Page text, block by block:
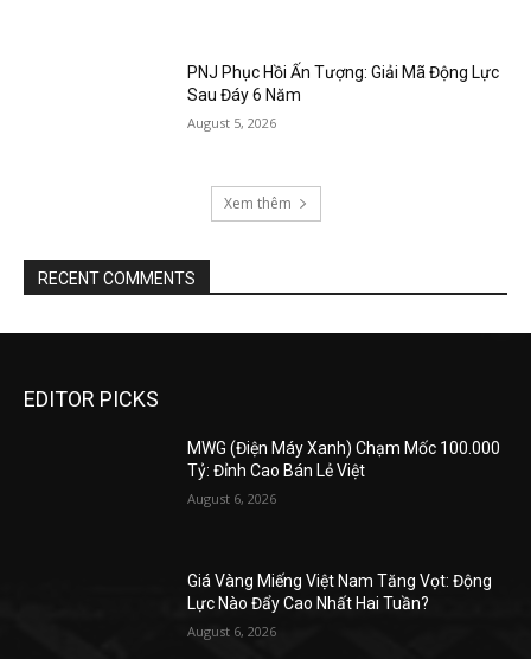
PNJ Phục Hồi Ấn Tượng: Giải Mã Động Lực
Sau Đáy 6 Năm
August 5, 2026
Xem thêm
RECENT COMMENTS
EDITOR PICKS
MWG (Điện Máy Xanh) Chạm Mốc 100.000
Tỷ: Đỉnh Cao Bán Lẻ Việt
August 6, 2026
Giá Vàng Miếng Việt Nam Tăng Vọt: Động
Lực Nào Đẩy Cao Nhất Hai Tuần?
August 6, 2026